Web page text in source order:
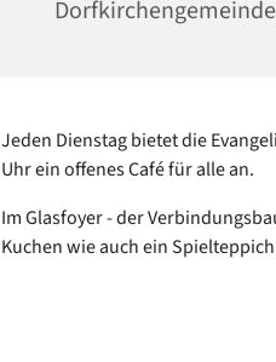
Dorfkirchengemeinde
Jeden Dienstag bietet die
Uhr ein offenes Café für alle an.
Im Glasfoyer - der
Kuchen wie auch ein